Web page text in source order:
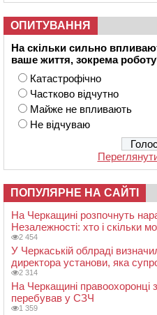
ОПИТУВАННЯ
На скільки сильно
ваше життя, зокрема
Катастрофічно
Частково відчутно
Майже не впливають
Не відчуваю
ПОПУЛЯРНЕ НА САЙТІ
На Черкащині розпочнуть
Незалежності: хто і скільки
2 454
У Черкаській облраді
директора установи, яка
2 314
На Черкащині правоохоронці
перебував у СЗЧ
1 359